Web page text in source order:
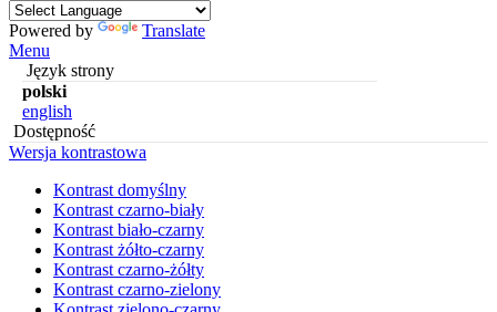
Powered by
Translate
Menu
Język strony
polski
english
Dostępność
Wersja kontrastowa
Kontrast domyślny
Kontrast czarno-biały
Kontrast biało-czarny
Kontrast żółto-czarny
Kontrast czarno-żółty
Kontrast czarno-zielony